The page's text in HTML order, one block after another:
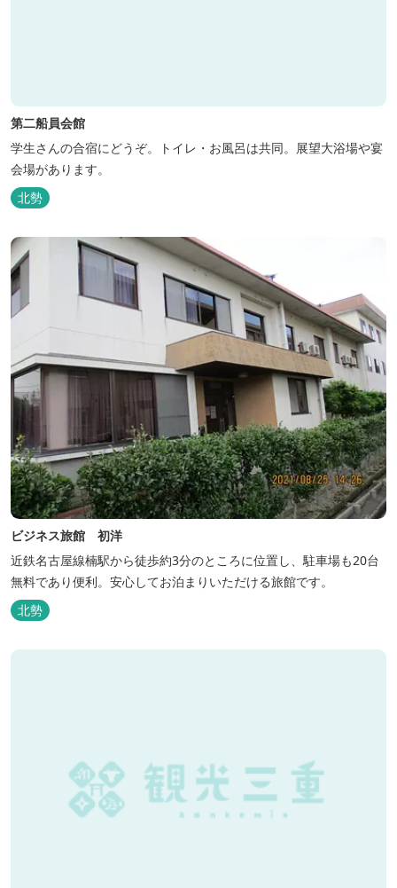
第二船員会館
学生さんの合宿にどうぞ。トイレ・お風呂は共同。展望大浴場や宴
会場があります。
北勢
ビジネス旅館 初洋
近鉄名古屋線楠駅から徒歩約3分のところに位置し、駐車場も20台
無料であり便利。安心してお泊まりいただける旅館です。
北勢